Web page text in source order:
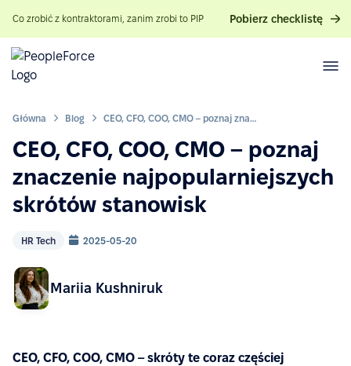
Co zrobić z kontraktorami, zanim zrobi to PIP Pobierz checklistę
Główna Blog CEO, CFO, COO, CMO – poznaj znaczenie najpopularniejszych skrótów stanowisk
CEO, CFO, COO, CMO – poznaj
znaczenie najpopularniejszych
skrótów stanowisk
HR Tech 2025-05-20
Mariia Kushniruk
CEO, CFO, COO, CMO – skróty te coraz częściej